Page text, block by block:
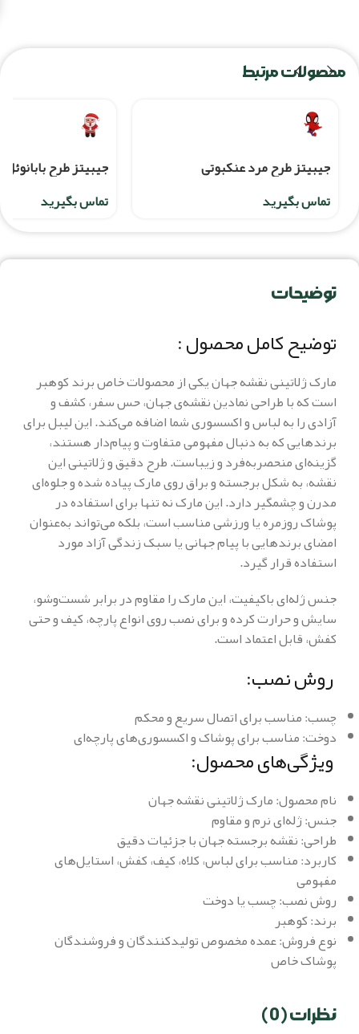
محصولات مرتبط
جیبیتز طرح مرد عنکبوتی
تماس بگیرید
جیبیتز طرح بابانوئل
تماس بگیرید
توضیحات
توضیح کامل محصول :
مارک ژلاتینی نقشه جهان یکی از محصولات خاص برند کوهبر
است که با طراحی نمادین نقشه‌ی جهان، حس سفر، کشف و
آزادی را به لباس و اکسسوری شما اضافه می‌کند. این لیبل برای
برندهایی که به دنبال مفهومی متفاوت و پیام‌دار هستند،
گزینه‌ای منحصربه‌فرد و زیباست. طرح دقیق و ژلاتینی این
نقشه، به شکل برجسته و براق روی مارک پیاده شده و جلوه‌ای
مدرن و چشمگیر دارد. این مارک نه تنها برای استفاده در
پوشاک روزمره یا ورزشی مناسب است، بلکه می‌تواند به‌عنوان
امضای برندهایی با پیام جهانی یا سبک زندگی آزاد مورد
استفاده قرار گیرد.
جنس ژله‌ای باکیفیت، این مارک را مقاوم در برابر شست‌وشو،
سایش و حرارت کرده و برای نصب روی انواع پارچه، کیف و حتی
کفش، قابل اعتماد است.
روش نصب:
چسب: مناسب برای اتصال سریع و محکم
دوخت: مناسب برای پوشاک و اکسسوری‌های پارچه‌ای
ویژگی‌های محصول:
نام محصول: مارک ژلاتینی نقشه جهان
جنس: ژله‌ای نرم و مقاوم
طراحی: نقشه برجسته جهان با جزئیات دقیق
کاربرد: مناسب برای لباس، کلاه، کیف، کفش، استایل‌های
مفهومی
روش نصب: چسب یا دوخت
برند: کوهبر
نوع فروش: عمده مخصوص تولیدکنندگان و فروشندگان
پوشاک خاص
نظرات (0)